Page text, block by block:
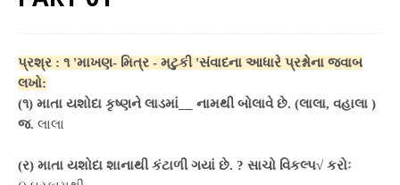
પ્રશ્ર : ૧ 'માખણ- મિત્ર - મટુકી 'સંવાદના આધારે પ્રશ્નોના જવાબ
લખો:
(૧) માતા યશોદા કૃષ્ણને લાડમાં__ નામથી બોલાવે છે. (લાલા, વહાલા )
જ. લાલા
(ર) માતા યશોદા શાનાથી કંટાળી ગયાં છે. ? સાચો વિકલ્પ√ કરોઃ